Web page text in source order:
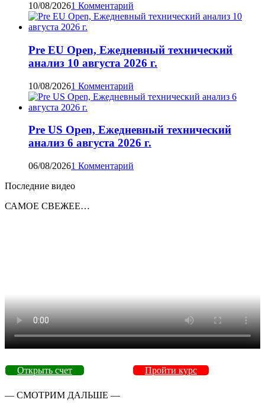
10/08/20261 Комментарий
Pre EU Open, Ежедневный технический
анализ 10 августа 2026 г.
10/08/20261 Комментарий
Pre US Open, Ежедневный технический
анализ 6 августа 2026 г.
06/08/20261 Комментарий
Последние видео
САМОЕ СВЕЖЕЕ…
Открыть счет Пройти курс
— СМОТРИМ ДАЛЬШЕ —